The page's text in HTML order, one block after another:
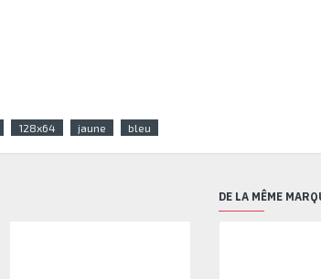
128x64 jaune bleu
DE LA MÊME